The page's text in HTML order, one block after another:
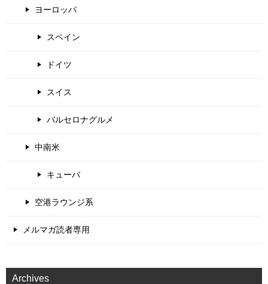
ヨーロッパ
スペイン
ドイツ
スイス
バルセロナグルメ
中南米
キューバ
空港ラウンジ系
メルマガ読者専用
Archives